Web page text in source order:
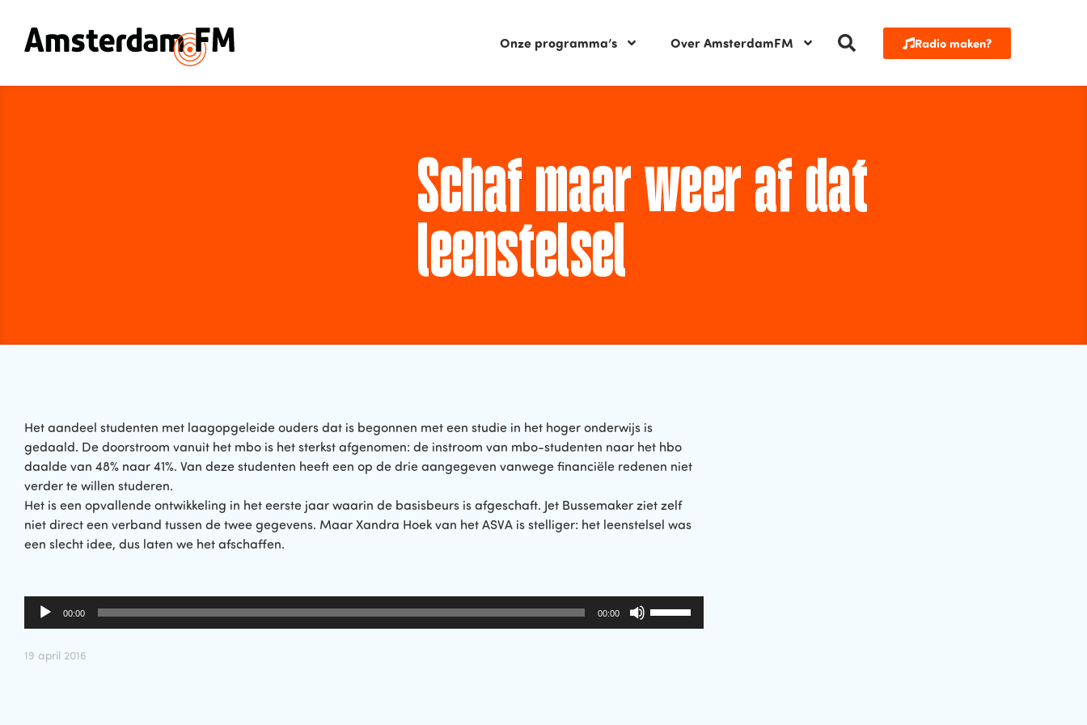
Onze programma’s Over AmsterdamFM Radio maken?
Schaf maar weer af dat
leenstelsel
Het aandeel studenten met laagopgeleide ouders dat is begonnen met een studie in het hoger onderwijs is
gedaald. De doorstroom vanuit het mbo is het sterkst afgenomen: de instroom van mbo-studenten naar het hbo
daalde van 48% naar 41%. Van deze studenten heeft een op de drie aangegeven vanwege financiële redenen niet
verder te willen studeren.
Het is een opvallende ontwikkeling in het eerste jaar waarin de basisbeurs is afgeschaft. Jet Bussemaker ziet zelf
niet direct een verband tussen de twee gegevens. Maar Xandra Hoek van het ASVA is stelliger: het leenstelsel was
een slecht idee, dus laten we het afschaffen.
Audiospeler
00:00 00:00
19 april 2016